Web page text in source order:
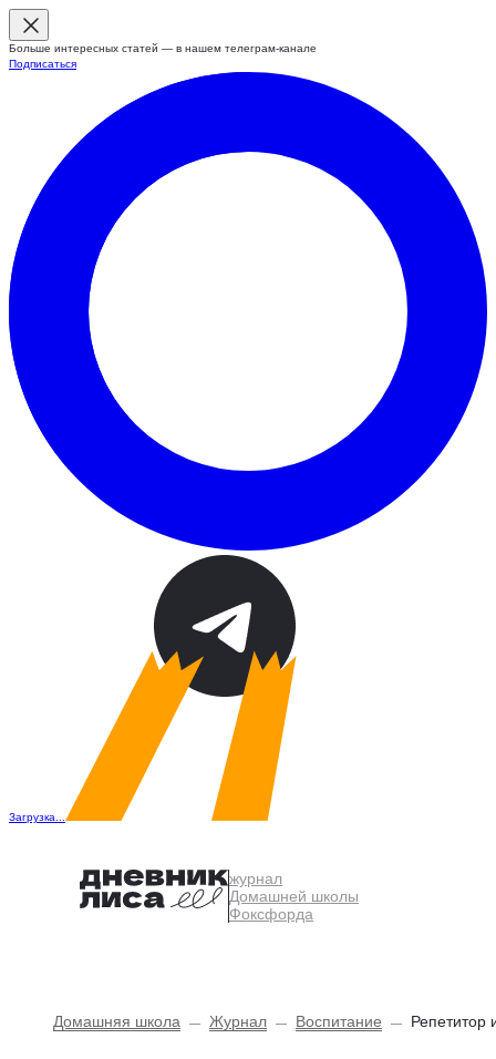
Больше интересных статей — в нашем телеграм-канале
Подписаться
Загрузка...
журнал
Домашней школы
Фоксфорда
Домашняя школа Журнал Воспитание Репетитор